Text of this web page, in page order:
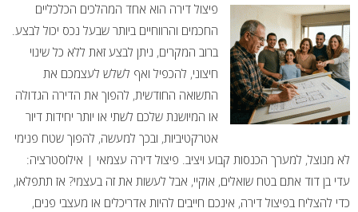
פיצול דירה הוא אחד המהלכים הכלכליים
החכמים והרווחיים ביותר שבעל נכס יכול לבצע.
ברוב המקרים, ניתן לבצע זאת ללא כל שינוי
חיצוני, להכפיל ואף לשלש לעצמכם את
התשואה החודשית, להפוך את הדירה הגדולה
או המיושנת שלכם לשתי או יותר יחידות דיור
אטרקטיביות, ובכך למעשה, להפוך שטח פנימי
לא מנוצל, למערך הכנסות קבוע ויציב. פיצול דירה עצמאי | אילוסטרציה:
עדי בן דוד אתם בטח שואלים, אוקיי, אבל לעשות את זה בעצמי? אז תתפלאו,
כדי להצליח בפיצול דירה, אינכם חייבים להיות אדריכלים או מעצבי פנים,